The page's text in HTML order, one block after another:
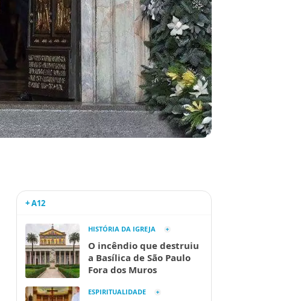
+ A12
HISTÓRIA DA IGREJA
O incêndio que destruiu
a Basílica de São Paulo
Fora dos Muros
ESPIRITUALIDADE